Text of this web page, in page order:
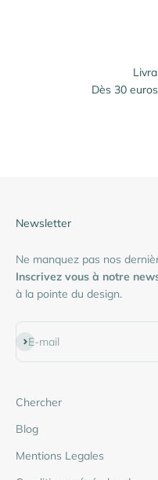
Dès 30
Newsletter
Ne manquez pas nos
Inscrivez vous à notre
à la pointe du design.
E-mail
S'inscrire
Chercher
Blog
Mentions Legales